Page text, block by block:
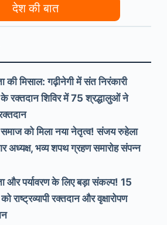
देश की बात
की मिसाल: गढ़ीनेगी में संत निरंकारी
रक्तदान शिविर में 75 श्रद्धालुओं ने
को मिला नया नेतृत्व! संजय रुहेला
अध्यक्ष, भव्य शपथ ग्रहण समारोह संपन्न
और पर्यावरण के लिए बड़ा संकल्प! 15
राष्ट्रव्यापी रक्तदान और वृक्षारोपण